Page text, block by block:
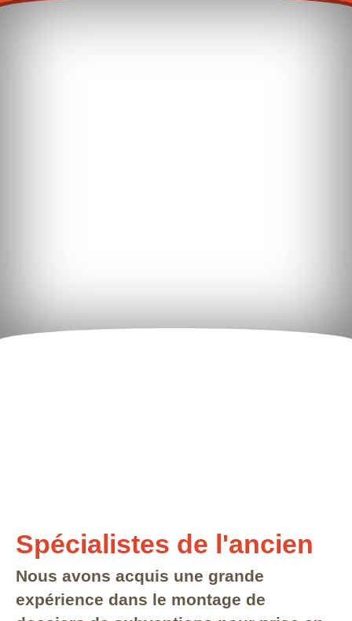
Spécialistes de l'ancien
Nous avons acquis une grande
expérience dans le montage de